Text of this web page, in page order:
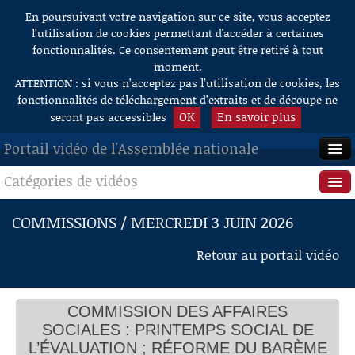
Aller au contenu
En poursuivant votre navigation sur ce site, vous acceptez
l’utilisation de cookies permettant d'accéder à certaines
fonctionnalités. Ce consentement peut être retiré à tout
moment.
ATTENTION : si vous n’acceptez pas l’utilisation de cookies, les
fonctionnalités de téléchargement d’extraits et de découpe ne
seront pas accessibles
OK En savoir plus
Portail vidéo de l'Assemblée nationale
ACCUEIL
EN DIRECT
RECHERCHE
AIDE À LA DÉCOUPE
DE VIDÉOS
Catégories de vidéos
Séance publique
Questions au Gouvernement
Commissions
Présidence
Évènements
COMMISSIONS / MERCREDI 3 JUIN 2026
Retour au portail vidéo
COMMISSION DES AFFAIRES
SOCIALES : PRINTEMPS SOCIAL DE
L’ÉVALUATION ; RÉFORME DU BARÈME
Printemps social de l’évaluation « La réforme du
sucrées et édulcorées » (article 31 de la loi de
financement de la sécurité sociale pour 2025)
M. Frédéric Valletoux, président
M. Cyrille Isaac-Sibille, rapporteur
M. Frédéric Valletoux, président